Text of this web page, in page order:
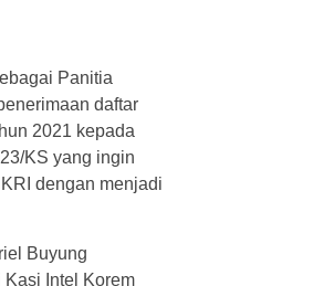
Panitia
daftar
2021 kepada
KS yang ingin
dengan menjadi
Buyung
Intel Korem